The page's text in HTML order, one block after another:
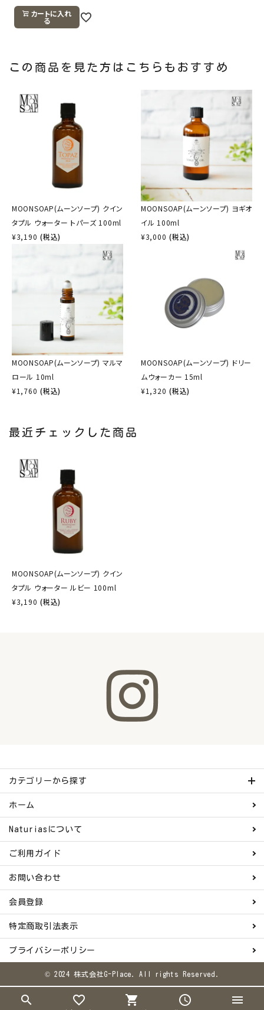
search favorite_border shopping_cart schedule menu
カートに入れ
る
この商品を見た方はこちらもおすすめ
MOONSOAP(ムーンソープ) クイン
タプル ウォーター トパーズ 100ml
¥3,190 (税込)
MOONSOAP(ムーンソープ) ヨギオ
イル 100ml
¥3,000 (税込)
MOONSOAP(ムーンソープ) マルマ
ロール 10ml
¥1,760 (税込)
MOONSOAP(ムーンソープ) ドリー
ムウォーカー 15ml
¥1,320 (税込)
最近チェックした商品
MOONSOAP(ムーンソープ) クイン
タプル ウォーター ルビー 100ml
¥3,190 (税込)
カテゴリーから探す
ホーム
Naturiasについて
ご利用ガイド
お問い合わせ
会員登録
特定商取引法表示
プライバシーポリシー
© 2024 株式会社G-Place. All rights Reserved.